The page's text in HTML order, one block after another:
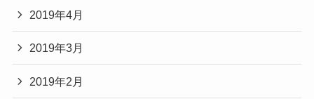
2019年4月
2019年3月
2019年2月